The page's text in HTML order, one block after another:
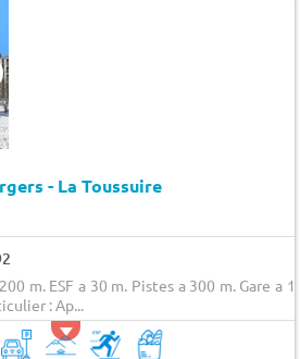
- La Toussuire
m. ESF a 30 m. Pistes a 300 m. Gare a
: Ap...